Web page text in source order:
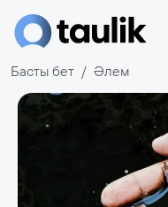
Басты бет Әлем